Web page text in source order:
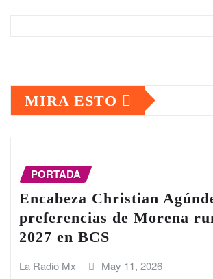
MIRA ESTO
PORTADA
Encabeza Christian
preferencias de Morena
2027 en BCS
La Radio Mx May 11, 2026